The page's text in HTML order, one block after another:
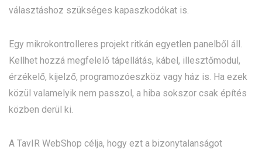
választáshoz szükséges kapaszkodókat is.
Egy mikrokontrolleres projekt ritkán egyetlen panelből áll.
Kellhet hozzá megfelelő tápellátás, kábel, illesztőmodul,
érzékelő, kijelző, programozóeszköz vagy ház is. Ha ezek
közül valamelyik nem passzol, a hiba sokszor csak építés
közben derül ki.
A TavIR WebShop célja, hogy ezt a bizonytalanságot